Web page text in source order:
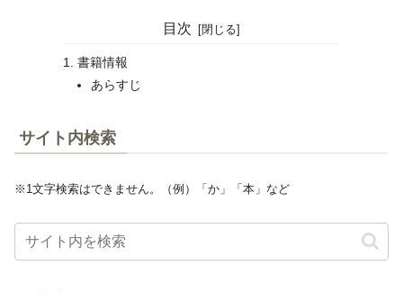
目次
書籍情報
あらすじ
サイト内検索
※1文字検索はできません。（例）「か」「本」など